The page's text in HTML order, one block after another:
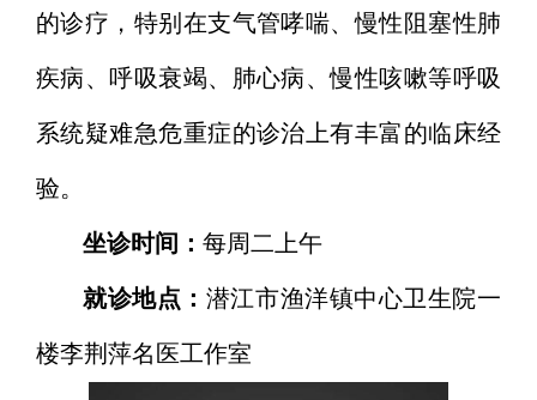
的诊疗，特别在支气管哮喘、慢性阻塞性肺
疾病、呼吸衰竭、肺心病、慢性咳嗽等呼吸
系统疑难急危重症的诊治上有丰富的临床经
验。
坐诊时间： 每周二上午
就诊地点： 潜江市渔洋镇中心卫生院一
楼李荆萍名医工作室